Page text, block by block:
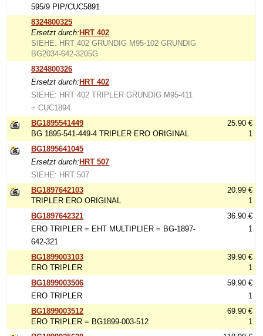
595/9 PIP/CUC5891
8324800325
Ersetzt durch: HRT 402
SIEHE: HRT 402 GRUNDIG M95-102 GRUNDIG
BG2034-642-3205G
8324800326
Ersetzt durch: HRT 402
SIEHE: HRT 402 TRIPLER GRUNDIG M95-411
= CUC1894
BG1895541449
BG 1895-541-449-4 TRIPLER ERO ORIGINAL
25.90 €
1
BG1895641045
Ersetzt durch: HRT 507
SIEHE: HRT 507
BG1897642103
TRIPLER ERO ORIGINAL
20.99 €
1
BG1897642321
ERO TRIPLER = EHT MULTIPLIER = BG-1897-
642-321
36.90 €
1
BG1899003103
ERO TRIPLER
39.90 €
1
BG1899003506
ERO TRIPLER
59.90 €
1
BG1899003512
ERO TRIPLER = BG1899-003-512
69.90 €
1